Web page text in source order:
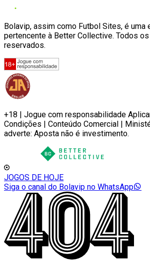
Bolavip, assim como Futbol Sites, é uma
pertencente à Better Collective. Todos
reservados.
+18 | Jogue com responsabilidade
Condições | Conteúdo Comercial |
adverte: Aposta não é investimento.
JOGOS DE HOJE
Siga o canal do Bolavip no WhatsApp